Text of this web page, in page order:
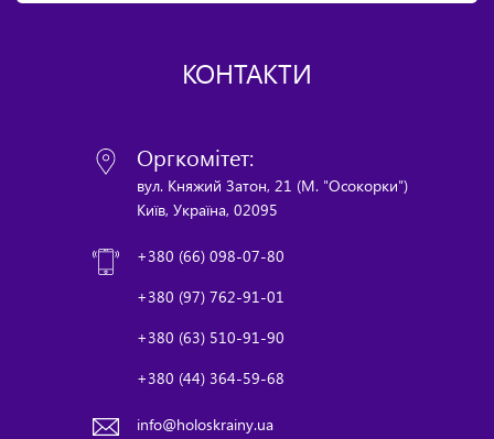
КОНТАКТИ
Оргкомітет:
вул. Княжий Затон, 21 (М. "Осокорки")
Київ, Україна, 02095
+380 (66) 098-07-80
+380 (97) 762-91-01
+380 (63) 510-91-90
+380 (44) 364-59-68
info@holoskrainy.ua